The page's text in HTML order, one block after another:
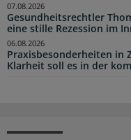
Gesundheitsrechtler
eine stille Rezession im
07.08.2026
Praxisbesonderheiten in
Klarheit soll es in der
06.08.2026